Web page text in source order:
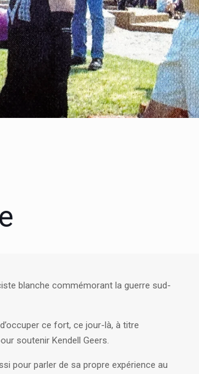
blanche commémorant la guerre sud-
ce fort, ce jour-là, à titre
soutenir Kendell Geers.
pour parler de sa propre expérience au